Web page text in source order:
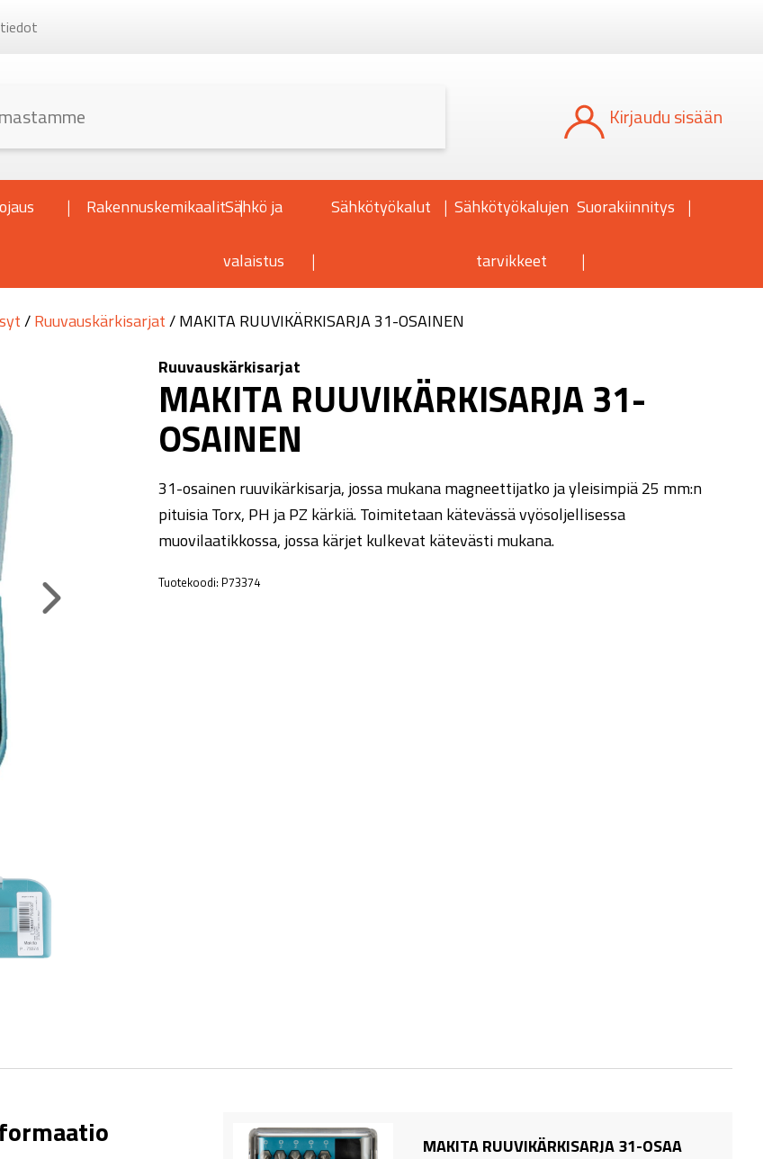
Kun tuloksia tulee, voit selata niitä
Kirjaudu sisään
RakennuskemikaalitSähkö ja
valaistus
Sähkötyökalut Sähkötyökalujen
tarvikkeet
Suorakiinnitys
/Ruuvauskärkisarjat/ MAKITA RUUVIKÄRKISARJA 31-OSAINEN
Ruuvauskärkisarjat
MAKITA RUUVIKÄRKISARJA 31-
OSAINEN
31-osainen ruuvikärkisarja, jossa mukana magneettijatko ja yleisimpiä 25 mm:n
pituisia Torx, PH ja PZ kärkiä. Toimitetaan kätevässä vyösoljellisessa
muovilaatikkossa, jossa kärjet kulkevat kätevästi mukana.
Tuotekoodi: P73374
MAKITA RUUVIKÄRKISARJA 31-OSAA